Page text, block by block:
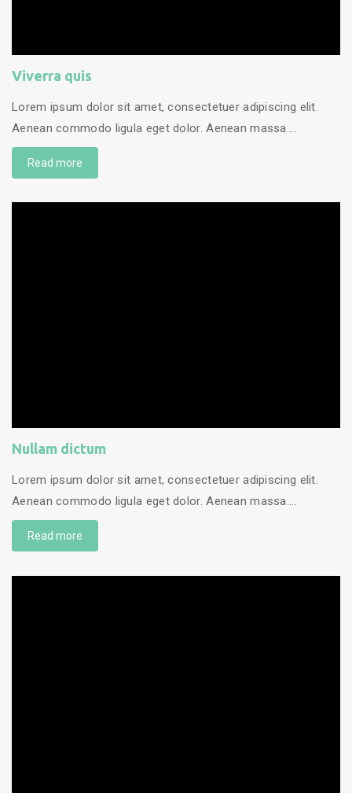
Viverra quis
Lorem ipsum dolor sit amet, consectetuer adipiscing elit.
Aenean commodo ligula eget dolor. Aenean massa....
Read more
Nullam dictum
Lorem ipsum dolor sit amet, consectetuer adipiscing elit.
Aenean commodo ligula eget dolor. Aenean massa....
Read more